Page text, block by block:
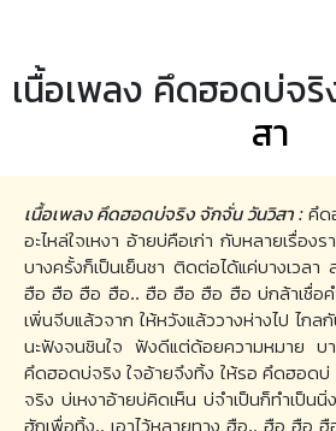
เนื้อเพลง คึดฮอดบ่จริ
สา
เนื้อเพลง คึดฮอดบ่จริง จักจั่น วันวิสา : คึด
อะไหล่ใจเหงา อ้ายบ่คือเก่า กับหลายเรื่อง
บางครั้งก็เป็นเย็นชา ติดต่อได้แค่บางเวลา
ฮือ ฮือ ฮือ ฮือ.. ฮือ ฮือ ฮือ ฮือ บ่กล้าเชื่อค
เพิ่นจีบแล้วจาก ให้หวังแล้ววางห่างไป ไก
นะฟังจนชินใจ ฟังดีแต่ด้อยความหมาย บ
คึดฮอดบ่จริง ใจอ้ายจึงทิ้ง ให้รอ คึดฮอด
จริง บ่เหงาอ้ายบ่คิดเห็น บ่จำเป็นก็ทำเป็
ฮักเพื่อทิ้ง.. เอาไว้หลายทาง ฮือ.. ฮือ ฮือ